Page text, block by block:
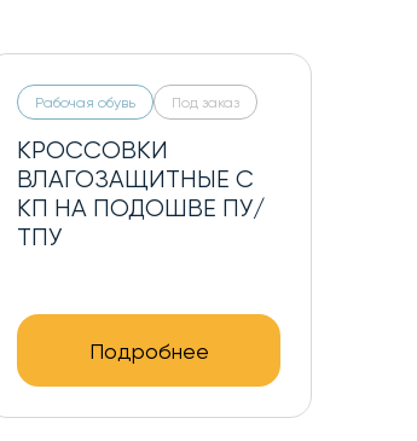
Рабочая обувь Под заказ
КРОССОВКИ
ВЛАГОЗАЩИТНЫЕ С
КП НА ПОДОШВЕ ПУ/
ТПУ
Подробнее